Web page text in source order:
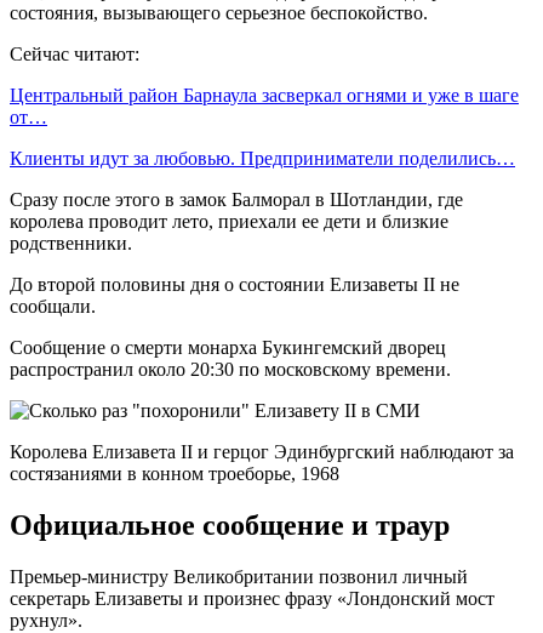
состояния, вызывающего серьезное беспокойство.
Сейчас читают:
Центральный район Барнаула засверкал огнями и уже в шаге
от…
Клиенты идут за любовью. Предприниматели поделились…
Сразу после этого в замок Балморал в Шотландии, где
королева проводит лето, приехали ее дети и близкие
родственники.
До второй половины дня о состоянии Елизаветы II не
сообщали.
Сообщение о смерти монарха Букингемский дворец
распространил около 20:30 по московскому времени.
Королева Елизавета II и герцог Эдинбургский наблюдают за
состязаниями в конном троеборье, 1968
Официальное сообщение и траур
Премьер-министру Великобритании позвонил личный
секретарь Елизаветы и произнес фразу «Лондонский мост
рухнул».